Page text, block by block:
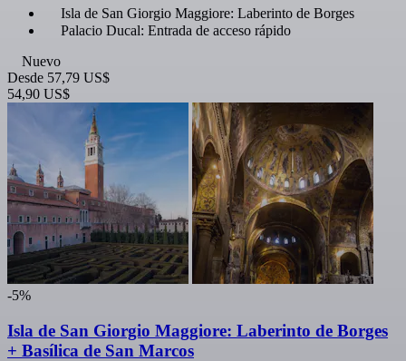
Isla de San Giorgio Maggiore: Laberinto de Borges
Palacio Ducal: Entrada de acceso rápido
Nuevo
Desde 57,79 US$
54,90 US$
-5%
Isla de San Giorgio Maggiore: Laberinto de Borges
+ Basílica de San Marcos